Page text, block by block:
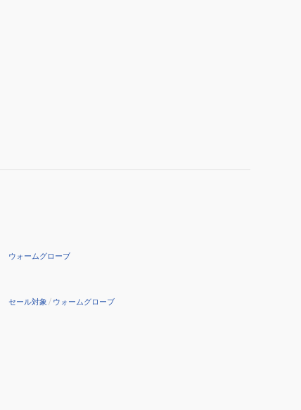
ウォームグローブ
セール対象 / ウォームグローブ